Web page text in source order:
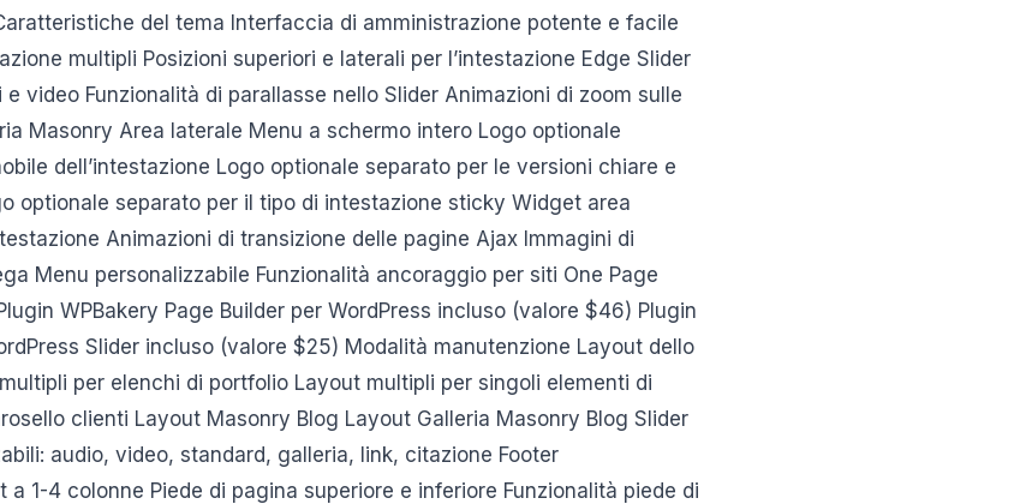
del tema Interfaccia di amministrazione potente e facile
multipli Posizioni superiori e laterali per l’intestazione Edge Slider
video Funzionalità di parallasse nello Slider Animazioni di zoom sulle
Masonry Area laterale Menu a schermo intero Logo optionale
dell’intestazione Logo optionale separato per le versioni chiare e
optionale separato per il tipo di intestazione sticky Widget area
Animazioni di transizione delle pagine Ajax Immagini di
Menu personalizzabile Funzionalità ancoraggio per siti One Page
WPBakery Page Builder per WordPress incluso (valore $46) Plugin
Slider incluso (valore $25) Modalità manutenzione Layout dello
per elenchi di portfolio Layout multipli per singoli elementi di
clienti Layout Masonry Blog Layout Galleria Masonry Blog Slider
audio, video, standard, galleria, link, citazione Footer
a 1-4 colonne Piede di pagina superiore e inferiore Funzionalità piede di